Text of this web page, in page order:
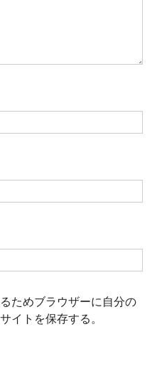
ためブラウザーに自分の
イトを保存する。